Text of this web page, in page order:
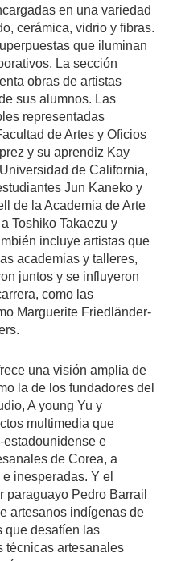
en una variedad
cerámica, vidrio y fibras.
que iluminan
La sección
obras de artistas
sus alumnos. Las
representadas
de Artes y Oficios
y su aprendiz Kay
de California,
Jun Kaneko y
de la Academia de Arte
Toshiko Takaezu y
incluye artistas que
academias y talleres,
juntos y se influyeron
como las
Marguerite Friedländer-
una visión amplia de
la de los fundadores del
A young Yu y
multimedia que
estadounidense e
de Corea, a
inesperadas. Y el
paraguayo Pedro Barrail
artesanos indígenas de
que desafíen las
técnicas artesanales